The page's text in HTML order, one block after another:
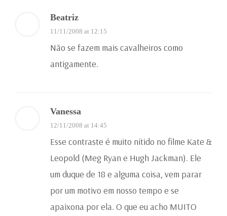
Beatriz
11/11/2008 at 12:15
Não se fazem mais cavalheiros como
antigamente.
Vanessa
12/11/2008 at 14:45
Esse contraste é muito nítido no filme Kate &
Leopold (Meg Ryan e Hugh Jackman). Ele
um duque de 18 e alguma coisa, vem parar
por um motivo em nosso tempo e se
apaixona por ela. O que eu acho MUITO